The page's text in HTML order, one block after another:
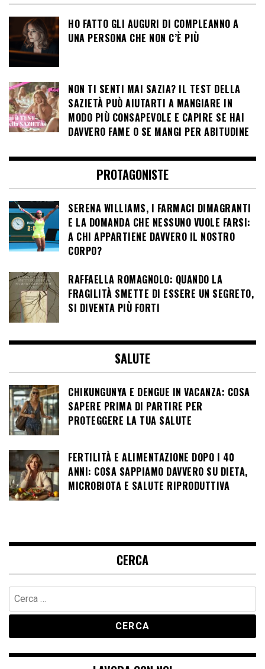
HO FATTO GLI AUGURI DI COMPLEANNO A
UNA PERSONA CHE NON C’È PIÙ
NON TI SENTI MAI SAZIA? IL TEST DELLA
SAZIETÀ PUÒ AIUTARTI A MANGIARE IN
MODO PIÙ CONSAPEVOLE E CAPIRE SE HAI
DAVVERO FAME O SE MANGI PER ABITUDINE
PROTAGONISTE
SERENA WILLIAMS, I FARMACI DIMAGRANTI
E LA DOMANDA CHE NESSUNO VUOLE FARSI:
A CHI APPARTIENE DAVVERO IL NOSTRO
CORPO?
RAFFAELLA ROMAGNOLO: QUANDO LA
FRAGILITÀ SMETTE DI ESSERE UN SEGRETO,
SI DIVENTA PIÙ FORTI
SALUTE
CHIKUNGUNYA E DENGUE IN VACANZA: COSA
SAPERE PRIMA DI PARTIRE PER
PROTEGGERE LA TUA SALUTE
FERTILITÀ E ALIMENTAZIONE DOPO I 40
ANNI: COSA SAPPIAMO DAVVERO SU DIETA,
MICROBIOTA E SALUTE RIPRODUTTIVA
CERCA
Ricerca
per: